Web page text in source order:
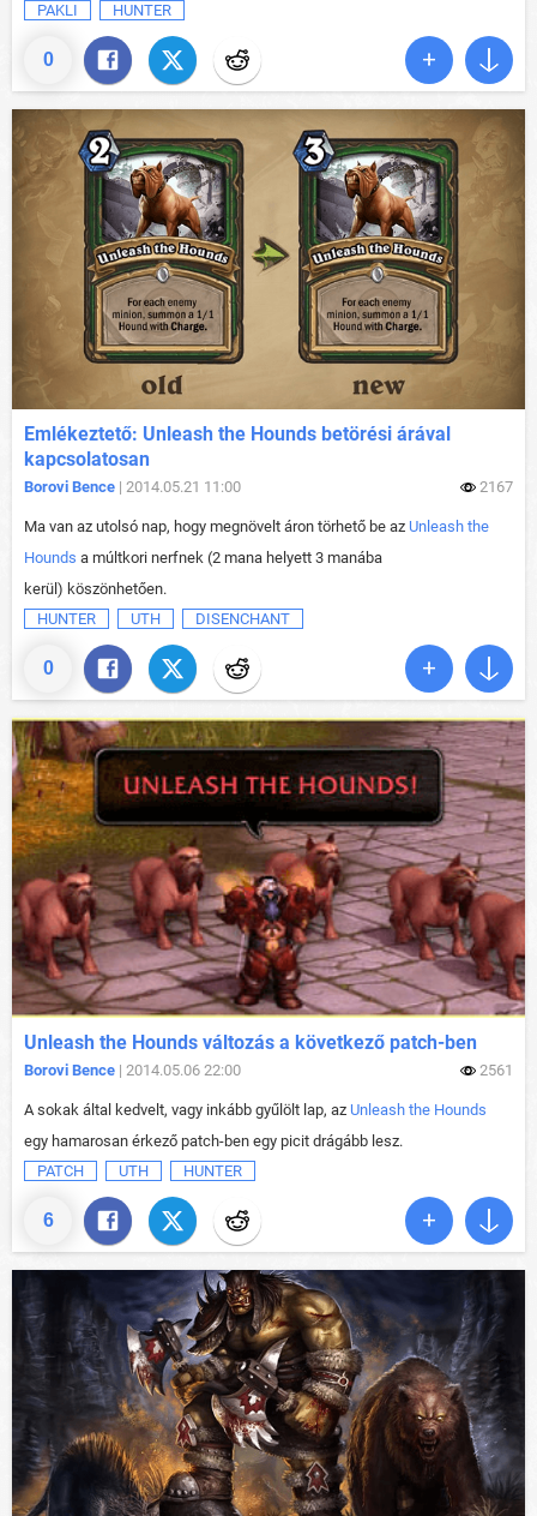
0
PAKLI
HUNTER
0
Emlékeztető: Unleash the Hounds betörési árával
kapcsolatosan
Borovi Bence | 2014.05.21 11:00 2167
Ma van az utolsó nap, hogy megnövelt áron törhető be az Unleash the
Hounds a múltkori nerfnek (2 mana helyett 3 manába
kerül) köszönhetően.
HUNTER
UTH DISENCHANT
6
Unleash the Hounds változás a következő patch-ben
Borovi Bence | 2014.05.06 22:00 2561
A sokak által kedvelt, vagy inkább gyűlölt lap, az Unleash the Hounds
egy hamarosan érkező patch-ben egy picit drágább lesz.
PATCH
UTH HUNTER